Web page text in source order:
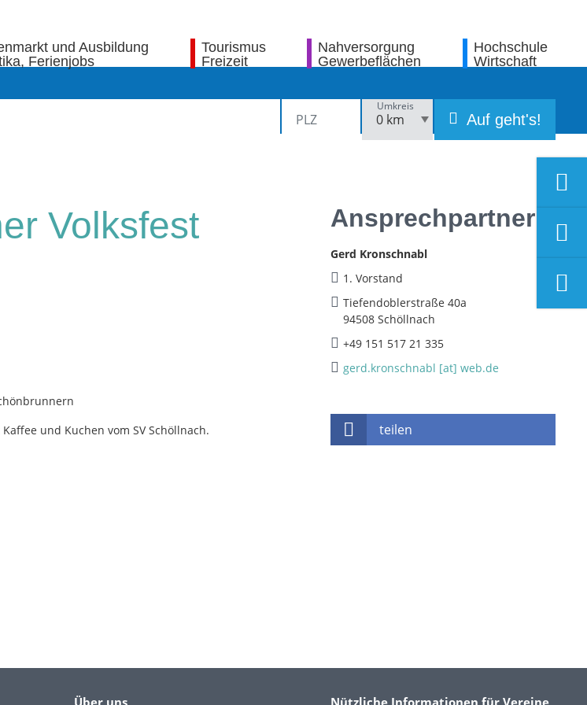
und Ausbildung
Ferienjobs
Tourismus
Freizeit
Nahversorgung
Gewerbeflächen
Hochschule
Wirtschaft
Umkreis
Auf geht's!
Volksfest
und Kuchen vom SV Schöllnach.
Ansprechpartner
Gerd Kronschnabl
1. Vorstand
Tiefendoblerstraße 40a
94508 Schöllnach
+49 151 517 21 335
gerd.kronschnabl [at] web.de
teilen